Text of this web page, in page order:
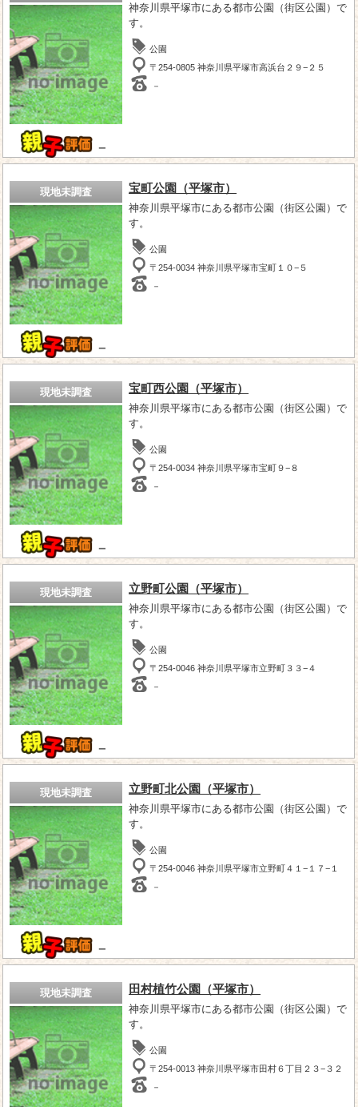
－
神奈川県平塚市にある都市公園（街区公園）で
す。
公園
〒254-0805 神奈川県平塚市高浜台２９−２５
－
現地未調査
－
宝町公園（平塚市）
神奈川県平塚市にある都市公園（街区公園）で
す。
公園
〒254-0034 神奈川県平塚市宝町１０−５
－
現地未調査
－
宝町西公園（平塚市）
神奈川県平塚市にある都市公園（街区公園）で
す。
公園
〒254-0034 神奈川県平塚市宝町９−８
－
現地未調査
－
立野町公園（平塚市）
神奈川県平塚市にある都市公園（街区公園）で
す。
公園
〒254-0046 神奈川県平塚市立野町３３−４
－
現地未調査
－
立野町北公園（平塚市）
神奈川県平塚市にある都市公園（街区公園）で
す。
公園
〒254-0046 神奈川県平塚市立野町４１−１７−１
－
現地未調査 田村植竹公園（平塚市）
神奈川県平塚市にある都市公園（街区公園）で
す。
公園
〒254-0013 神奈川県平塚市田村６丁目２３−３２
－